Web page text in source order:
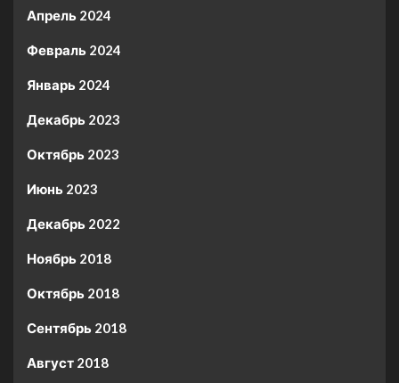
Апрель 2024
Февраль 2024
Январь 2024
Декабрь 2023
Октябрь 2023
Июнь 2023
Декабрь 2022
Ноябрь 2018
Октябрь 2018
Сентябрь 2018
Август 2018